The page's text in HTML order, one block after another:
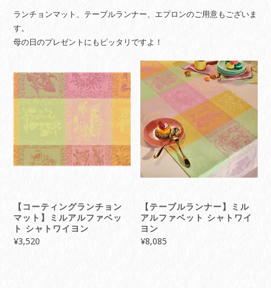
ランチョンマット、テーブルランナー、エプロンのご用意もございま
す。
母の日のプレゼントにもピッタリですよ！
【コーティングランチョン
マット】ミルアルファベッ
ト シャトワイヨン
¥3,520
【テーブルランナー】ミル
アルファベット シャトワイ
ヨン
¥8,085